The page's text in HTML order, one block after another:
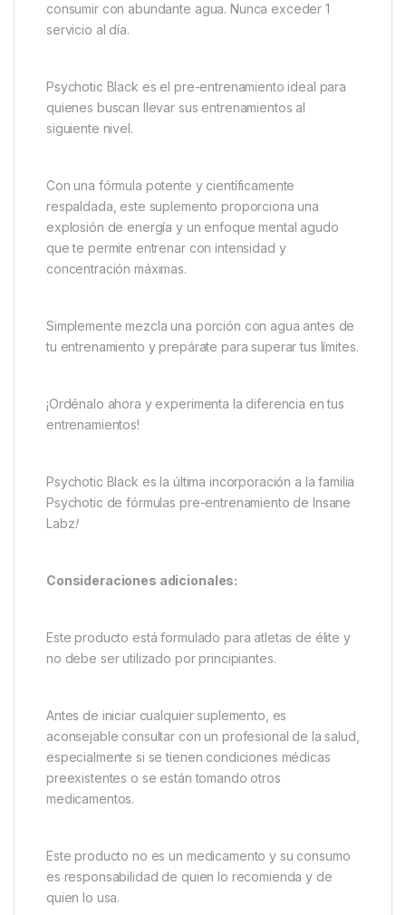
consumir con abundante agua. Nunca exceder 1
servicio al día.
Psychotic Black es el pre-entrenamiento ideal para
quienes buscan llevar sus entrenamientos al
siguiente nivel.
Con una fórmula potente y científicamente
respaldada, este suplemento proporciona una
explosión de energía y un enfoque mental agudo
que te permite entrenar con intensidad y
concentración máximas.
Simplemente mezcla una porción con agua antes de
tu entrenamiento y prepárate para superar tus límites.
¡Ordénalo ahora y experimenta la diferencia en tus
entrenamientos!
Psychotic Black es la última incorporación a la familia
Psychotic de fórmulas pre-entrenamiento de Insane
Labz!
Consideraciones adicionales:
Este producto está formulado para atletas de élite y
no debe ser utilizado por principiantes.
Antes de iniciar cualquier suplemento, es
aconsejable consultar con un profesional de la salud,
especialmente si se tienen condiciones médicas
preexistentes o se están tomando otros
medicamentos.
Este producto no es un medicamento y su consumo
es responsabilidad de quien lo recomienda y de
quien lo usa.